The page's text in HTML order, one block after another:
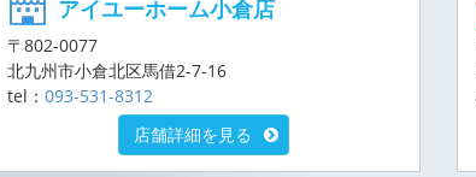
アイユーホーム小倉店
〒802-0077
北九州市小倉北区馬借2-7-16
tel： 093-531-8312
店舗詳細を見る